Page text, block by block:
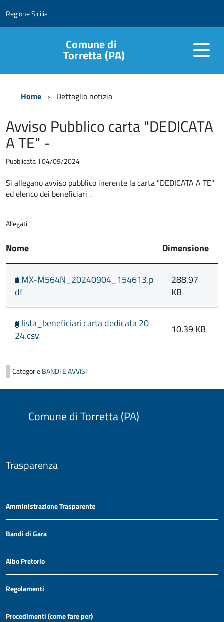
Regione Sicilia
Comune di
Torretta (PA)
Home Dettaglio notizia
Avviso Pubblico carta "DEDICATA
A TE" -
Pubblicata il 04/09/2024
Si allegano avviso pubblico inerente la carta "DEDICATA A TE"
ed elenco dei beneficiari .
Allegati
Nome Dimensione
MX-M564N_20240904_154613.p
df
288.97
KB
lista_beneficiari carta dedicata 20
24.csv
10.39 KB
CategorieBANDI E AVVISI
Comune di Torretta (PA)
Trasparenza
Amministrazione Trasparente
Bandi di Gara
Albo Pretorio
Regolamenti
Procedimenti (come fare per)